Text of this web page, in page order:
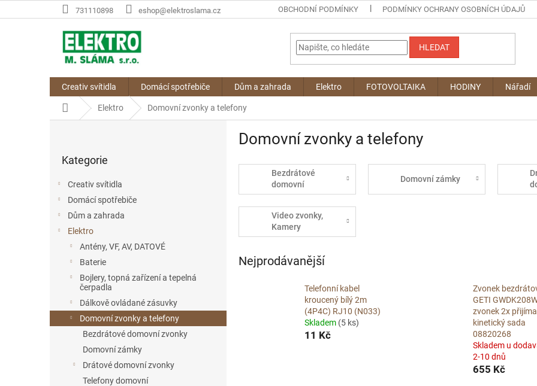
na
731110898 eshop@elektroslama.cz OBCHODNÍ PODMÍNKY PODMÍNKY OCHRANY OSOBNÍCH ÚDAJŮ
HLEDAT
Creativ svítidla Domácí spotřebiče Dům a zahrada Elektro FOTOVOLTAIKA HODINY Nářadí
Domů Elektro Domovní zvonky a telefony
kategorie
Kategorie
Creativ svítidla
Domácí spotřebiče
Dům a zahrada
Elektro
Antény, VF, AV, DATOVÉ
Baterie
Bojlery, topná zařízení a tepelná
čerpadla
Dálkově ovládané zásuvky
Domovní zvonky a telefony
Bezdrátové domovní zvonky
Domovní zámky
Drátové domovní zvonky
Telefony domovní
Domovní zvonky a telefony
Bezdrátové
domovní
zvonky
Domovní zámky
Video zvonky,
Kamery
Nejprodávanější
Telefonní kabel
kroucený bílý 2m
(4P4C) RJ10 (N033)
Skladem (5 ks)
11 Kč
Zvonek
GETI
zvonek 2x
kinetický sada
08820268
Skladem u
2-10 dnů
655 Kč